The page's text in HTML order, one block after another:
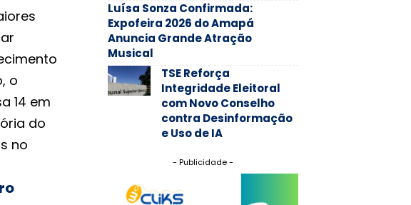
o
14 em
do
no
Luísa Sonza Confirmada:
Expofeira 2026 do Amapá
Anuncia Grande Atração
Musical
TSE Reforça
Integridade Eleitoral
com Novo Conselho
contra Desinformação
e Uso de IA
- Publicidade -